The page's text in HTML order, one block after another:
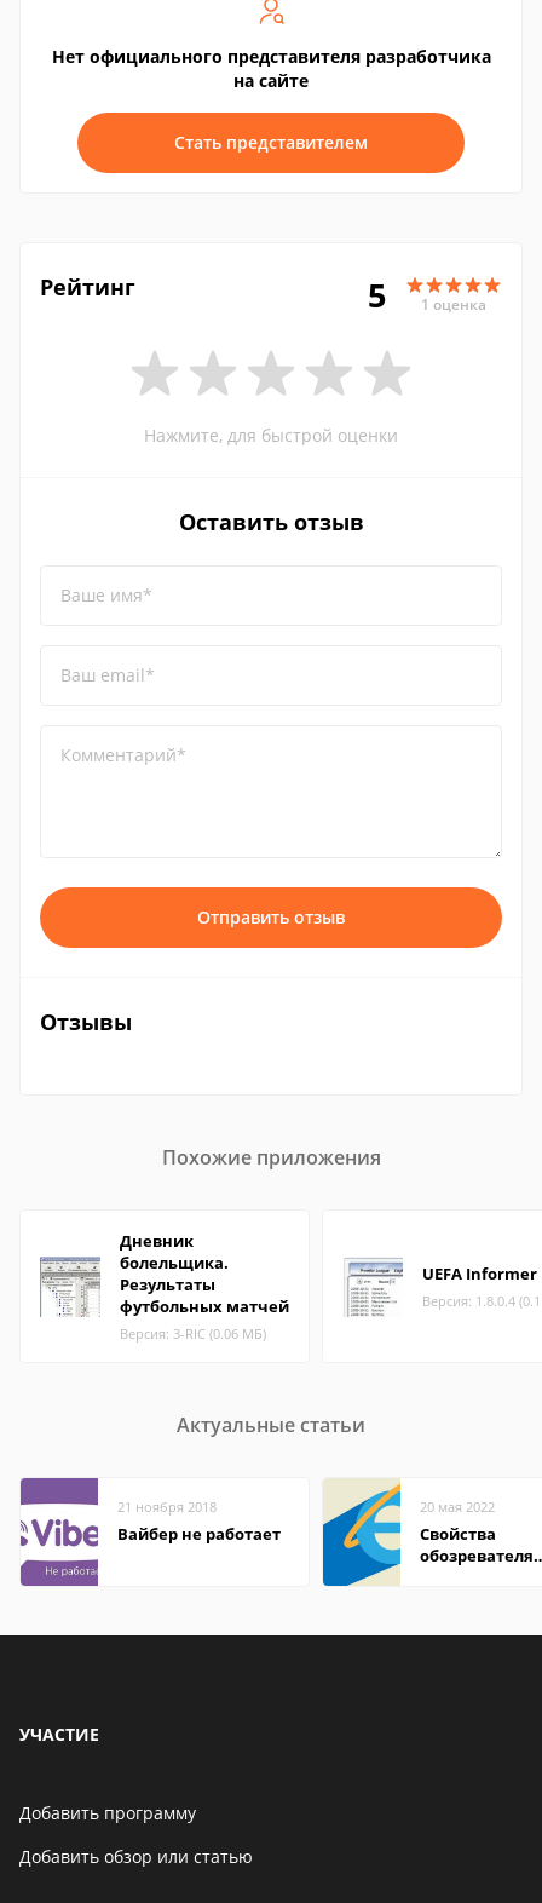
Нет официального представителя разработчика
на сайте
Стать представителем
Рейтинг 5 1 оценка
Нажмите, для быстрой оценки
Оставить отзыв
Ваше имя*
Ваш email*
Комментарий*
Отправить отзыв
Отзывы
Похожие приложения
Дневник
болельщика.
Результаты
футбольных матчей
Версия: 3-RIC (0.06 МБ)
UEFA Informer
Версия: 1.8.0.4
Актуальные статьи
21 ноября 2018
Вайбер не работает
20 мая 2022
Свойства
обозревателя
УЧАСТИЕ
Добавить программу
Добавить обзор или статью